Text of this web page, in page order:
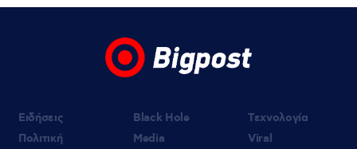
Ειδήσεις
Πολιτική
Black Hole
Media
Τεχνολογία
Viral